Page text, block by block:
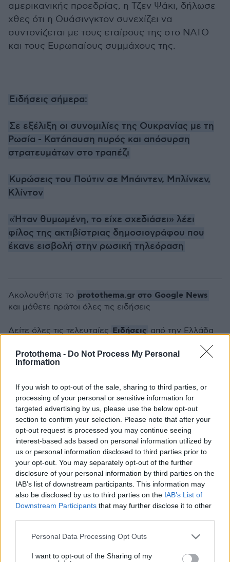
Protothema - Do Not Process My Personal
Information
If you wish to opt-out of the sale, sharing to third parties, or
processing of your personal or sensitive information for
targeted advertising by us, please use the below opt-out
section to confirm your selection. Please note that after your
opt-out request is processed you may continue seeing
interest-based ads based on personal information utilized by
us or personal information disclosed to third parties prior to
your opt-out. You may separately opt-out of the further
disclosure of your personal information by third parties on the
IAB’s list of downstream participants. This information may
also be disclosed by us to third parties on the IAB’s List of
Downstream Participants that may further disclose it to other
Please note that this website/app uses one or more Google
not limited to your visit or usage behaviour. You may click to
Personal Data Processing Opt Outs
I want to opt-out of the Sharing of my
αμερικανικής προεδρίας, η Τζεν Ψάκι, δήλωσε
χθες ότι η Ουάσινγκτον συνεχίζει να
συντονίζεται με τους εταίρους της στο NATO
και τους Ευρωπαίους συμμάχους της.
Ειδήσεις σήμερα:
Σε εξέλιξη οι συνομιλίες της Ουκρανίας με τη
Ρωσία - Κατάπαυση πυρός και απόσυρση
στρατευμάτων στο τραπέζι
Κυρώσεις του Πούτιν σε Μπάιντεν, Μπλίνκεν,
Κλίντον
«Ήταν θυμωμένη, το είχε σχεδιάσει» λέει
φίλος της ακτιβίστριας δημοσιογράφου που
έκανε εισβολή στην ρωσική τηλεόραση
Σχετικά Άρθρα
Ακολουθήστε το protothema.gr στο Google News
και μάθετε πρώτοι όλες τις ειδήσεις
Δείτε όλες τις τελευταίες Ειδήσεις από την Ελλάδα
Protothema.gr